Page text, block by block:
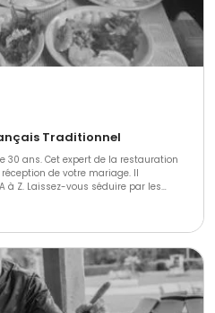
Traditionnel
30 ans. Cet expert de la restauration
de votre mariage. Il
à Z. Laissez-vous séduire par les
votre repas. Dol'Page assiste
repas de famille, d'anniversaires, des